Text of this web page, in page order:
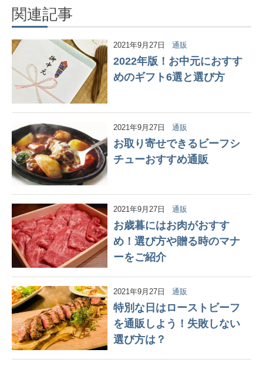
関連記事
2021年9月27日 通販
2022年版！お中元におすす
めのギフト6選と選び方
2021年9月27日 通販
お取り寄せできるビーフシ
チューおすすめ通販
2021年9月27日 通販
お歳暮にはお肉がおすす
め！選び方や贈る時のマナ
ーをご紹介
2021年9月27日 通販
特別な日はローストビーフ
を通販しよう！失敗しない
選び方は？